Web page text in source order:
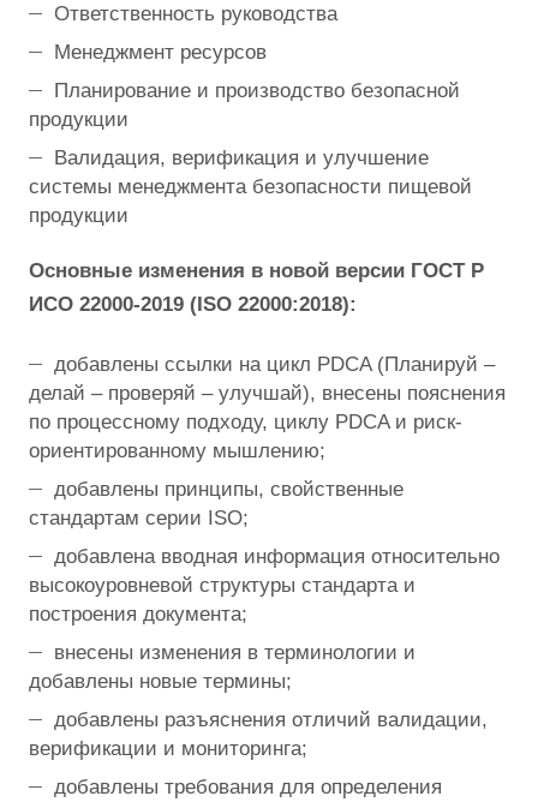
Ответственность руководства
Менеджмент ресурсов
Планирование и производство безопасной
продукции
Валидация, верификация и улучшение
системы менеджмента безопасности пищевой
продукции
Основные изменения в новой версии ГОСТ Р
ИСО 22000-2019 (ISO 22000:2018):
добавлены ссылки на цикл PDCA (Планируй –
делай – проверяй – улучшай), внесены пояснения
по процессному подходу, циклу PDCA и риск-
ориентированному мышлению;
добавлены принципы, свойственные
стандартам серии ISO;
добавлена вводная информация относительно
высокоуровневой структуры стандарта и
построения документа;
внесены изменения в терминологии и
добавлены новые термины;
добавлены разъяснения отличий валидации,
верификации и мониторинга;
добавлены требования для определения